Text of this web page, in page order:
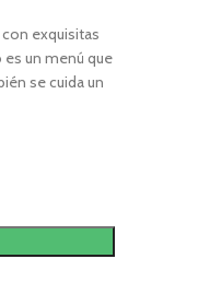
exquisitas
un menú que
se cuida un